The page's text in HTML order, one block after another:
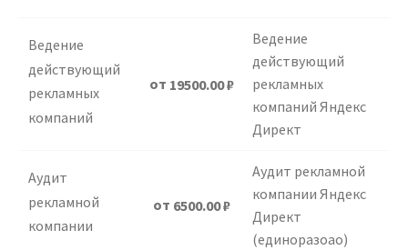
Ведение
действующий
рекламных
компаний
от 19500.00₽
Ведение
действующий
рекламных
компаний Яндекс
Директ
Аудит
рекламной
компании
от 6500.00₽
Аудит рекламной
компании Яндекс
Директ
(единоразоао)